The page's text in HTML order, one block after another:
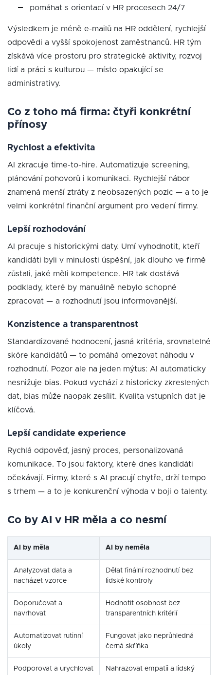
pomáhat s orientací v HR procesech 24/7
Výsledkem je méně e-mailů na HR oddělení, rychlejší
odpovědi a vyšší spokojenost zaměstnanců. HR tým
získává více prostoru pro strategické aktivity, rozvoj
lidí a práci s kulturou — místo opakující se
administrativy.
Co z toho má firma: čtyři konkrétní
přínosy
Rychlost a efektivita
AI zkracuje time-to-hire. Automatizuje screening,
plánování pohovorů i komunikaci. Rychlejší nábor
znamená menší ztráty z neobsazených pozic — a to je
velmi konkrétní finanční argument pro vedení firmy.
Lepší rozhodování
AI pracuje s historickými daty. Umí vyhodnotit, kteří
kandidáti byli v minulosti úspěšní, jak dlouho ve firmě
zůstali, jaké měli kompetence. HR tak dostává
podklady, které by manuálně nebylo schopné
zpracovat — a rozhodnutí jsou informovanější.
Konzistence a transparentnost
Standardizované hodnocení, jasná kritéria, srovnatelné
skóre kandidátů — to pomáhá omezovat náhodu v
rozhodnutí. Pozor ale na jeden mýtus: AI automaticky
nesnižuje bias. Pokud vychází z historicky zkreslených
dat, bias může naopak zesílit. Kvalita vstupních dat je
klíčová.
Lepší candidate experience
Rychlá odpověď, jasný proces, personalizovaná
komunikace. To jsou faktory, které dnes kandidáti
očekávají. Firmy, které s AI pracují chytře, drží tempo
s trhem — a to je konkurenční výhoda v boji o talenty.
Co by AI v HR měla a co nesmí
AI by měla AI by neměla
Analyzovat data a
nacházet vzorce
Dělat finální rozhodnutí bez
lidské kontroly
Doporučovat a
navrhovat
Hodnotit osobnost bez
transparentních kritérií
Automatizovat rutinní
úkoly
Fungovat jako neprůhledná
černá skříňka
Podporovat a urychlovat
Nahrazovat empatii a lidský